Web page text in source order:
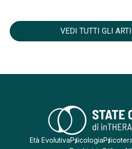
VEDI TUTTI GLI
Età EvolutivaPsicologia